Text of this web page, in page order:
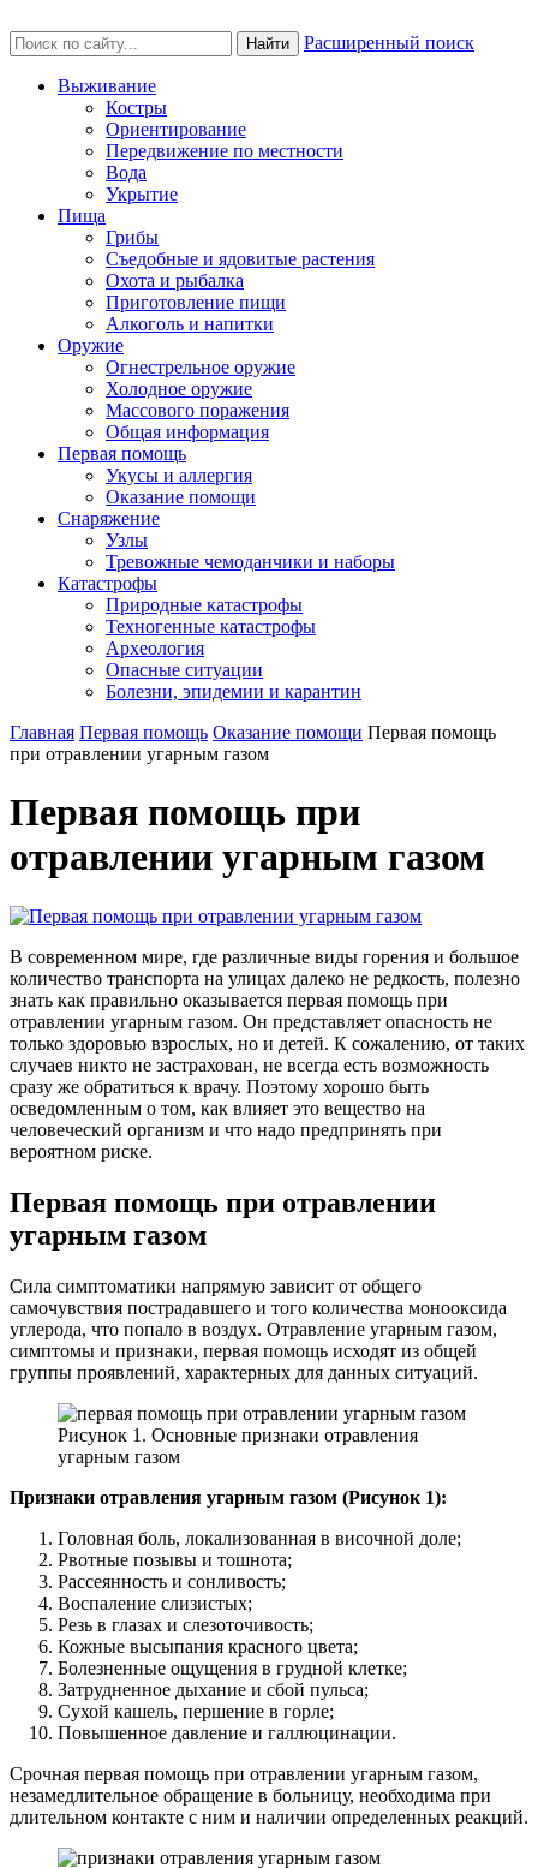
Найти Расширенный поиск
Выживание
Костры
Ориентирование
Передвижение по местности
Вода
Укрытие
Пища
Грибы
Съедобные и ядовитые растения
Охота и рыбалка
Приготовление пищи
Алкоголь и напитки
Оружие
Огнестрельное оружие
Холодное оружие
Массового поражения
Общая информация
Первая помощь
Укусы и аллергия
Оказание помощи
Снаряжение
Узлы
Тревожные чемоданчики и наборы
Катастрофы
Природные катастрофы
Техногенные катастрофы
Археология
Опасные ситуации
Болезни, эпидемии и карантин
Главная Первая помощь Оказание помощи Первая помощь
при отравлении угарным газом
Первая помощь при
отравлении угарным газом
В современном мире, где различные виды горения и большое
количество транспорта на улицах далеко не редкость, полезно
знать как правильно оказывается первая помощь при
отравлении угарным газом. Он представляет опасность не
только здоровью взрослых, но и детей. К сожалению, от таких
случаев никто не застрахован, не всегда есть возможность
сразу же обратиться к врачу. Поэтому хорошо быть
осведомленным о том, как влияет это вещество на
человеческий организм и что надо предпринять при
вероятном риске.
Первая помощь при отравлении
угарным газом
Сила симптоматики напрямую зависит от общего
самочувствия пострадавшего и того количества монооксида
углерода, что попало в воздух. Отравление угарным газом,
симптомы и признаки, первая помощь исходят из общей
группы проявлений, характерных для данных ситуаций.
Рисунок 1. Основные признаки отравления
угарным газом
Признаки отравления угарным газом (Рисунок 1):
Головная боль, локализованная в височной доле;
Рвотные позывы и тошнота;
Рассеянность и сонливость;
Воспаление слизистых;
Резь в глазах и слезоточивость;
Кожные высыпания красного цвета;
Болезненные ощущения в грудной клетке;
Затрудненное дыхание и сбой пульса;
Сухой кашель, першение в горле;
Повышенное давление и галлюцинации.
Срочная первая помощь при отравлении угарным газом,
незамедлительное обращение в больницу, необходима при
длительном контакте с ним и наличии определенных реакций.